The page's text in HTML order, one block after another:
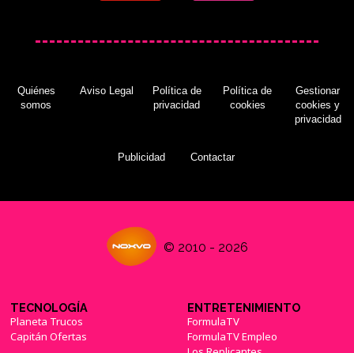
Quiénes
somos
Aviso Legal
Política de
privacidad
Política de
cookies
Gestionar
cookies y
privacidad
Publicidad Contactar
© 2010 - 2026
TECNOLOGÍA
Planeta Trucos
Capitán Ofertas
ENTRETENIMIENTO
FormulaTV
FormulaTV Empleo